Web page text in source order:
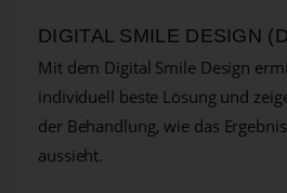
DIGITAL SMILE DESIGN
Mit dem Digital Smile Design
individuell beste Lösung und
der Behandlung, wie das
aussieht.